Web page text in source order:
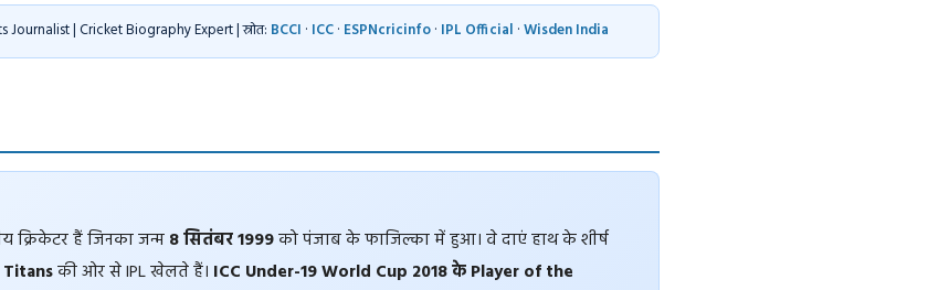
Journalist | Cricket Biography Expert | स्रोत: BCCI · ICC· ESPNcricinfo· IPL Official ·Wisden India
क्रिकेटर हैं जिनका जन्म 8 सितंबर 1999को पंजाब के फाजिल्का में हुआ। वे दाएं हाथ के शीर्ष
की ओर से IPL खेलते हैं। ICC Under-19 World Cup 2018 के Player of the